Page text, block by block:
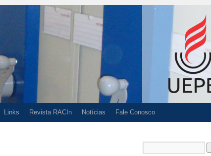
Links Revista RACIn Notícias Fale Conosco